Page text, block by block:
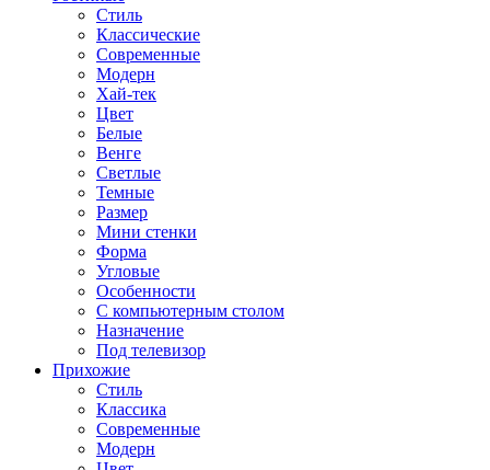
Стиль
Классические
Современные
Модерн
Хай-тек
Цвет
Белые
Венге
Светлые
Темные
Размер
Мини стенки
Форма
Угловые
Особенности
С компьютерным столом
Назначение
Под телевизор
Прихожие
Стиль
Классика
Современные
Модерн